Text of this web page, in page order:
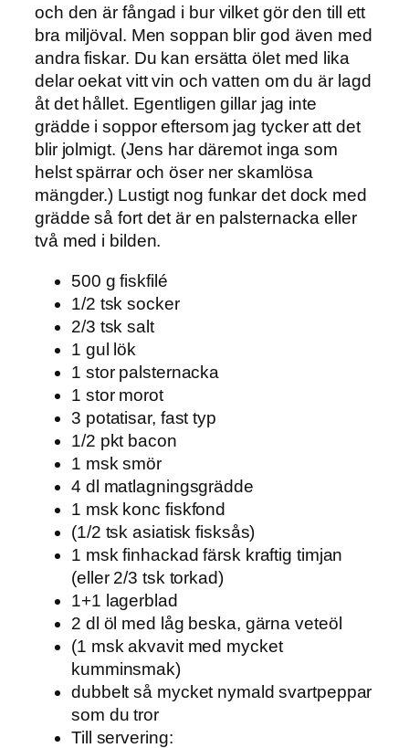
och den är fångad i bur vilket gör den till ett
bra miljöval. Men soppan blir god även med
andra fiskar. Du kan ersätta ölet med lika
delar oekat vitt vin och vatten om du är lagd
åt det hållet. Egentligen gillar jag inte
grädde i soppor eftersom jag tycker att det
blir jolmigt. (Jens har däremot inga som
helst spärrar och öser ner skamlösa
mängder.) Lustigt nog funkar det dock med
grädde så fort det är en palsternacka eller
två med i bilden.
500 g fiskfilé
1/2 tsk socker
2/3 tsk salt
1 gul lök
1 stor palsternacka
1 stor morot
3 potatisar, fast typ
1/2 pkt bacon
1 msk smör
4 dl matlagningsgrädde
1 msk konc fiskfond
(1/2 tsk asiatisk fisksås)
1 msk finhackad färsk kraftig timjan
(eller 2/3 tsk torkad)
1+1 lagerblad
2 dl öl med låg beska, gärna veteöl
(1 msk akvavit med mycket
kumminsmak)
dubbelt så mycket nymald svartpeppar
som du tror
Till servering: